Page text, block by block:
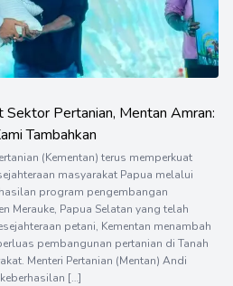
Pertanian, Mentan Amran:
Tambahkan
(Kementan) terus memperkuat
masyarakat Papua melalui
program pengembangan
Merauke, Papua Selatan yang telah
petani, Kementan menambah
pembangunan pertanian di Tanah
Menteri Pertanian (Mentan) Andi
[…]